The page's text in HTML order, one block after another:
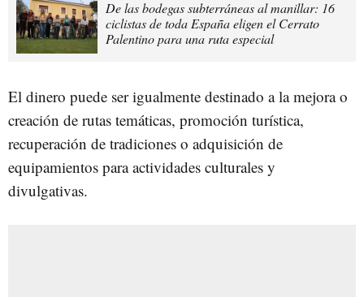
De las bodegas subterráneas al manillar: 16
ciclistas de toda España eligen el Cerrato
Palentino para una ruta especial
El dinero puede ser igualmente destinado a la mejora o
creación de rutas temáticas, promoción turística,
recuperación de tradiciones o adquisición de
equipamientos para actividades culturales y
divulgativas.